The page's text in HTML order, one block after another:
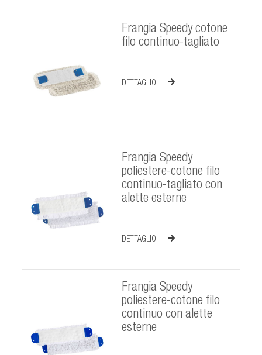
Frangia Speedy cotone
filo continuo-tagliato
DETTAGLIO
Frangia Speedy
poliestere-cotone filo
continuo-tagliato con
alette esterne
DETTAGLIO
Frangia Speedy
poliestere-cotone filo
continuo con alette
esterne